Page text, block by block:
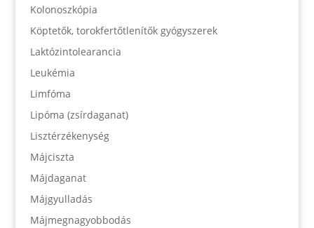
Kolonoszkópia
Köptetők, torokfertőtlenítők gyógyszerek
Laktózintolearancia
Leukémia
Limfóma
Lipóma (zsírdaganat)
Lisztérzékenység
Májciszta
Májdaganat
Májgyulladás
Májmegnagyobbodás